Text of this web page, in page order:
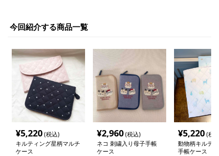
今回紹介する商品一覧
¥5,220(税込)
キルティング星柄マルチ
ケース
¥2,960(税込)
ネコ 刺繍入り母子手帳
ケース
¥5,220(税
動物柄キルテ
手帳ケース